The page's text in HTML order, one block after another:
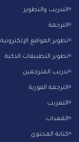
التدريب والتطوير
الترجمة
تطوير المواقع الإلكترونية
تطوير التطبيقات الذكية
تدريب المترجمين
الترجمة الفورية
التعريب
المعدات
كتابة المحتوى